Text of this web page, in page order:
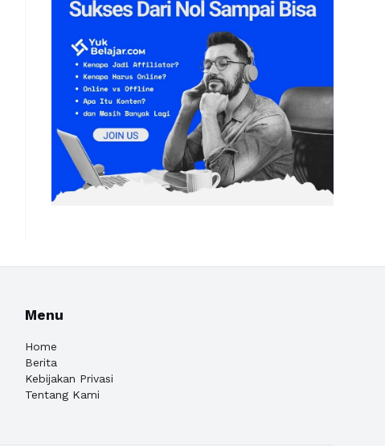
Menu
Home
Berita
Kebijakan Privasi
Tentang Kami